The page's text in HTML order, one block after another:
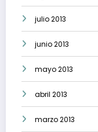
julio 2013
junio 2013
mayo 2013
abril 2013
marzo 2013